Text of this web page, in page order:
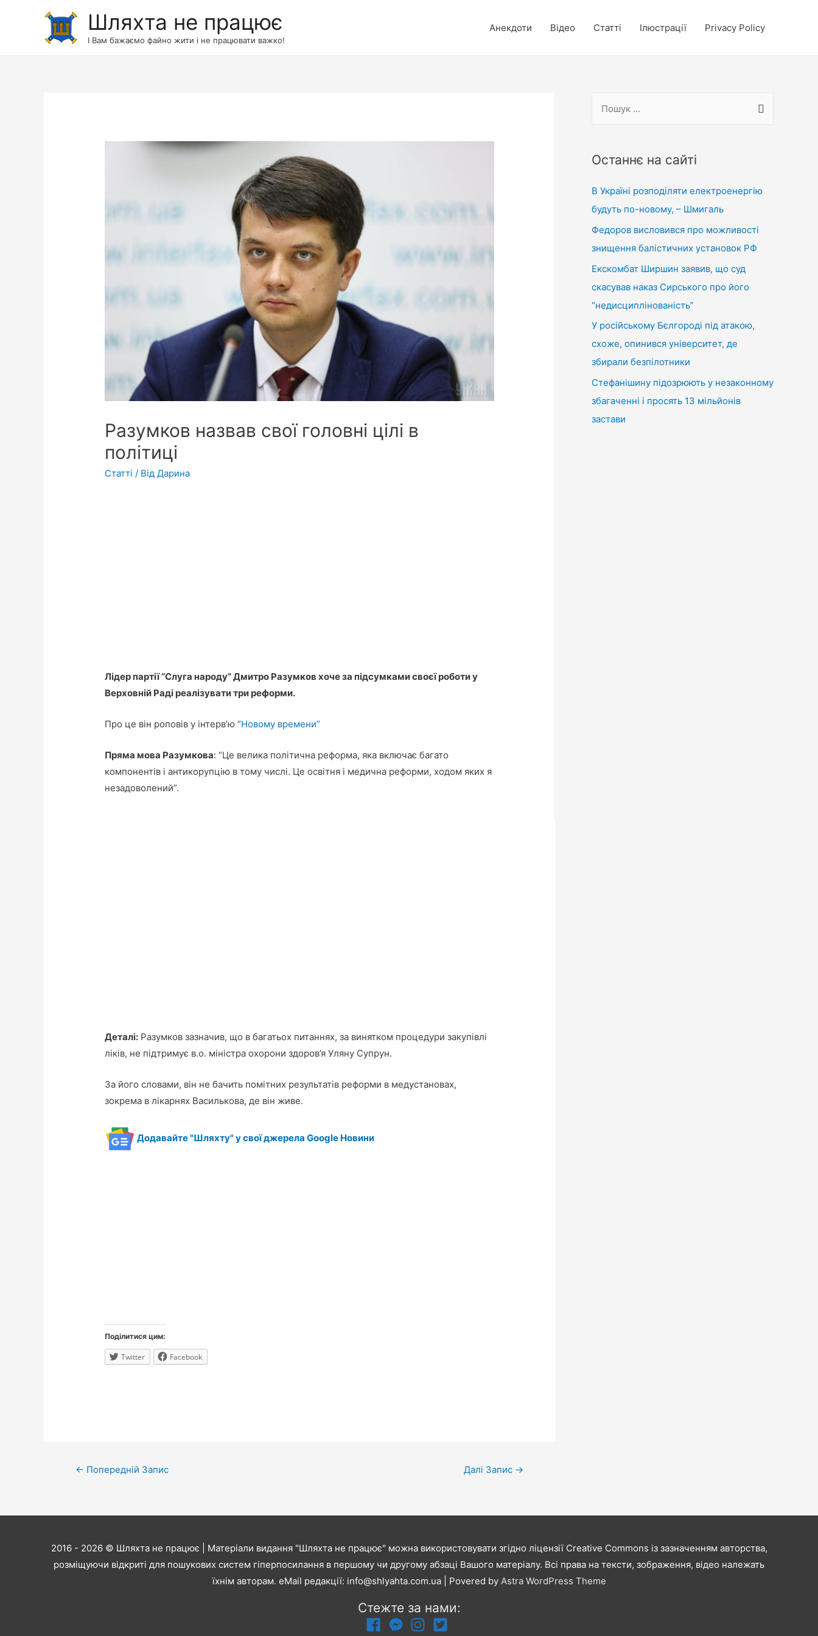
Шляхта не працює
І Вам бажаємо файно жити і не працювати важко!
Анекдоти Відео Статті Ілюстрації Privacy Policy
Разумков назвав свої головні цілі в
політиці
Статті / ВідДарина
Лідер партії “Слуга народу” Дмитро Разумков хоче за підсумками своєї роботи у
Верховній Раді реалізувати три реформи.
Про це він роповів у інтерв’ю “Новому времени”
Пряма мова Разумкова: “Це велика політична реформа, яка включає багато
компонентів і антикорупцію в тому числі. Це освітня і медична реформи, ходом яких я
незадоволений”.
Деталі: Разумков зазначив, що в багатьох питаннях, за винятком процедури закупівлі
ліків, не підтримує в.о. міністра охорони здоров’я Уляну Супрун.
За його словами, він не бачить помітних результатів реформи в медустановах,
зокрема в лікарнях Василькова, де він живе.
Додавайте "Шляхту" у свої джерела Google Новини
Поділитися цим:
Twitter Facebook
Навігація
← Попередній Запис Далі Запис →
у
:
Останнє на сайті
В Україні розподіляти електроенергію
будуть по-новому, – Шмигаль
Федоров висловився про можливості
знищення балістичних установок РФ
Екскомбат Ширшин заявив, що суд
скасував наказ Сирського про його
“недисциплінованість”
У російському Бєлгороді під атакою,
схоже, опинився університет, де
збирали безпілотники
Стефанішину підозрюють у незаконному
збагаченні і просять 13 мільйонів
застави
2016 - 2026 © Шляхта не працює | Матеріали видання "Шляхта не працює" можна використовувати згідно ліцензії Creative Commons із зазначенням авторства,
розміщуючи відкриті для пошукових систем гіперпосилання в першому чи другому абзаці Вашого матеріалу. Всі права на тексти, зображення, відео належать
їхнім авторам. eMail редакції: info@shlyahta.com.ua| Povered by Astra WordPress Theme
Стежте за нами: